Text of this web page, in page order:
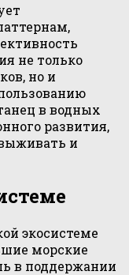
не только
но и
в водных
развития,
и
экосистеме
морские
в поддержании